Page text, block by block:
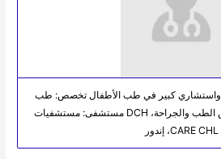
دكتور فيجاي موشال HOD واستشاري كبير في طب الأطفال تخصص: طب
الأطفال مؤهلات: بكالوريوس الطب والجراحة، DCH مستشفى: مستشفيات
CARE CHL، إندور